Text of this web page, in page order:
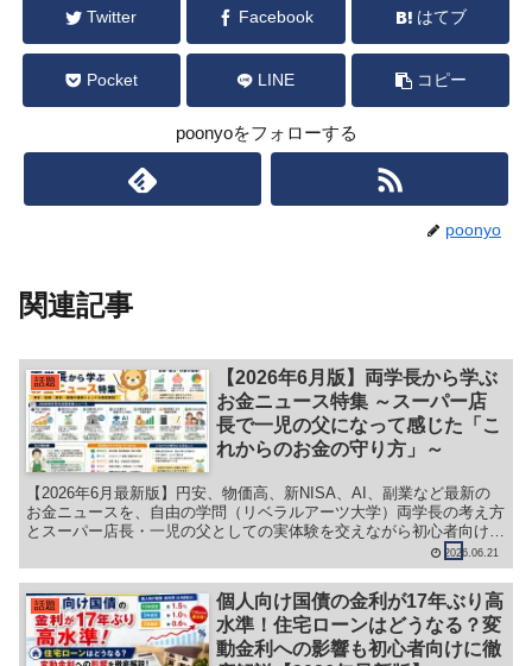
Twitter Facebook はてブ
Pocket LINE コピー
poonyoをフォローする
poonyo
関連記事
話題
【2026年6月版】両学長から学ぶ
お金ニュース特集 ～スーパー店
長で一児の父になって感じた「こ
れからのお金の守り方」～
【2026年6月最新版】円安、物価高、新NISA、AI、副業など最新の
お金ニュースを、自由の学問（リベラルアーツ大学）両学長の考え方
とスーパー店長・一児の父としての実体験を交えながら初心者向けに
2026.06.21
話題
個人向け国債の金利が17年ぶり高
水準！住宅ローンはどうなる？変
動金利への影響も初心者向けに徹